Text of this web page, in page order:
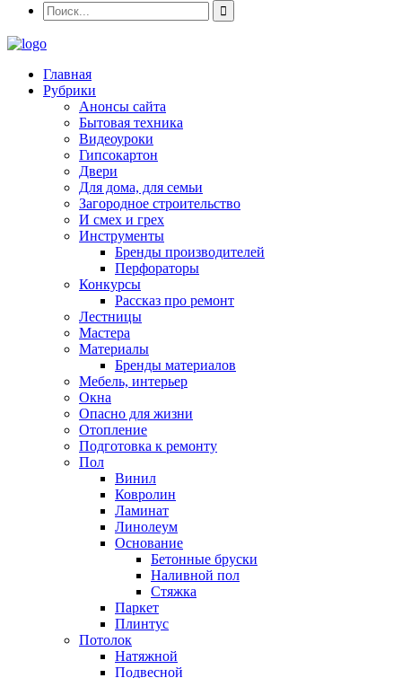
Главная
Рубрики
Анонсы сайта
Бытовая техника
Видеоуроки
Гипсокартон
Двери
Для дома, для семьи
Загородное строительство
И смех и грех
Инструменты
Бренды производителей
Перфораторы
Конкурсы
Рассказ про ремонт
Лестницы
Мастера
Материалы
Бренды материалов
Мебель, интерьер
Окна
Опасно для жизни
Отопление
Подготовка к ремонту
Пол
Винил
Ковролин
Ламинат
Линолеум
Основание
Бетонные бруски
Наливной пол
Стяжка
Паркет
Плинтус
Потолок
Натяжной
Подвесной